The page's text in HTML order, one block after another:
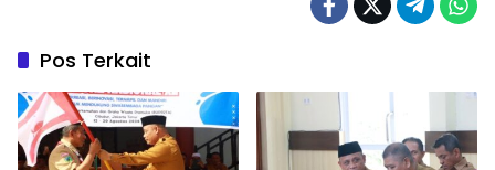
Pos Terkait